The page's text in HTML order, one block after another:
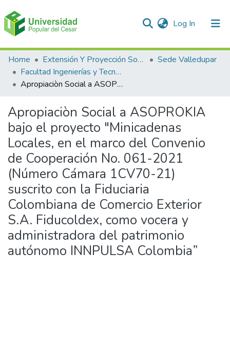
Log In (current)
Communities & Collections
All of DSpace
Home Extensión Y Proyección Social
Sede Valledupar
Facultad Ingenierías y Tecnologías
Apropiaciòn Social a ASOPROKIA bajo el proyecto "Minicadenas Locales, en el marco del Convenio de Cooperación No. 061-2021 (Número Cámara 1CV70-21) suscrito con la Fiduciaria Colombiana de Comercio Exterior S.A. Fiducoldex, como vocera y administradora del patrimonio autónomo INNPULSA Colombia”
Apropiaciòn Social a ASOPROKIA
bajo el proyecto "Minicadenas
Locales, en el marco del Convenio
de Cooperación No. 061-2021
(Número Cámara 1CV70-21)
suscrito con la Fiduciaria
Colombiana de Comercio Exterior
S.A. Fiducoldex, como vocera y
administradora del patrimonio
autónomo INNPULSA Colombia”